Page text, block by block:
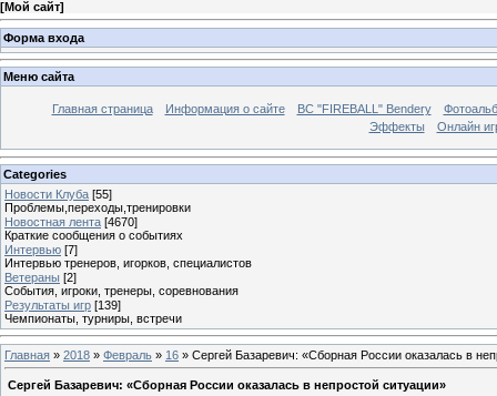
[Мой сайт]
Форма входа
Меню сайта
Главная страница Информация о сайте BC "FIREBALL" Bendery
Эффекты
Онлайн
Categories
Новости Клуба [55]
Проблемы,переходы,тренировки
Новостная лента [4670]
Краткие сообщения о событиях
Интервью [7]
Интервью тренеров, игорков, специалистов
Ветераны [2]
События, игроки, тренеры, соревнования
Результаты игр [139]
Чемпионаты, турниры, встречи
Главная » 2018 » Февраль » 16 » Сергей Базаревич: «Сборная России оказалась в
Сергей Базаревич: «Сборная России оказалась в непростой ситуации»